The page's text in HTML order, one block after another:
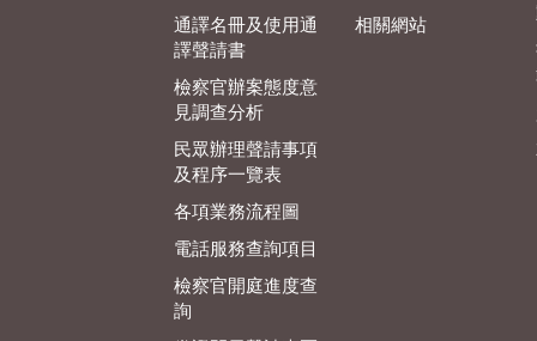
通譯名冊及使用通
譯聲請書
檢察官辦案態度意
見調查分析
民眾辦理聲請事項
及程序一覽表
各項業務流程圖
電話服務查詢項目
檢察官開庭進度查
詢
相關網站